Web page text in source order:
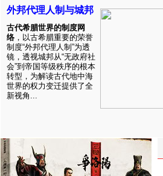
外邦代理人制与城邦
古代希腊世界的制度网
络 ，以古希腊重要的荣誉
制度“外邦代理人制”为透
镜，透视城邦从“无政府社
会”到帝国等级秩序的根本
转型，为解读古代地中海
世界的权力变迁提供了全
新视角...